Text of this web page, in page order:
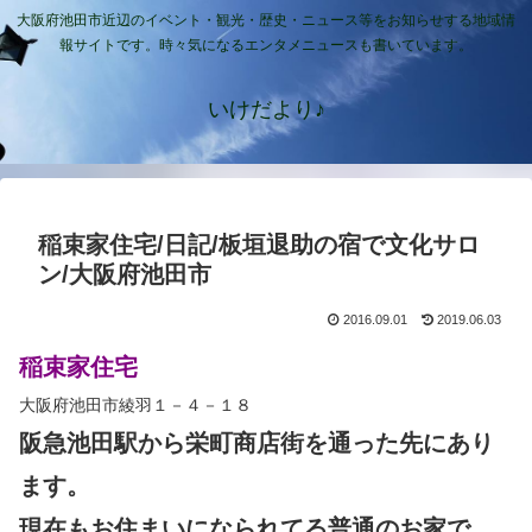
大阪府池田市近辺のイベント・観光・歴史・ニュース等をお知らせする地域情
報サイトです。時々気になるエンタメニュースも書いています。
いけだより♪
稲束家住宅/日記/板垣退助の宿で文化サロ
ン/大阪府池田市
2016.09.01 2019.06.03
稲束家住宅
大阪府池田市綾羽１－４－１８
阪急池田駅から栄町商店街を通った先にあり
ます。